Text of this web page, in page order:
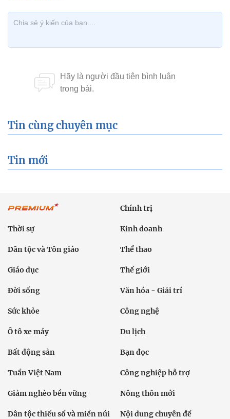
Tin cùng chuyên mục
Tin mới
Chính trị
Thời sự Kinh doanh
Dân tộc và Tôn giáo Thể thao
Giáo dục Thế giới
Đời sống Văn hóa - Giải trí
Sức khỏe Công nghệ
Ô tô xe máy Du lịch
Bất động sản Bạn đọc
Tuần Việt Nam Công nghiệp hỗ trợ
Giảm nghèo bền vững Nông thôn mới
Dân tộc thiểu số và miền núi Nội dung chuyên đề